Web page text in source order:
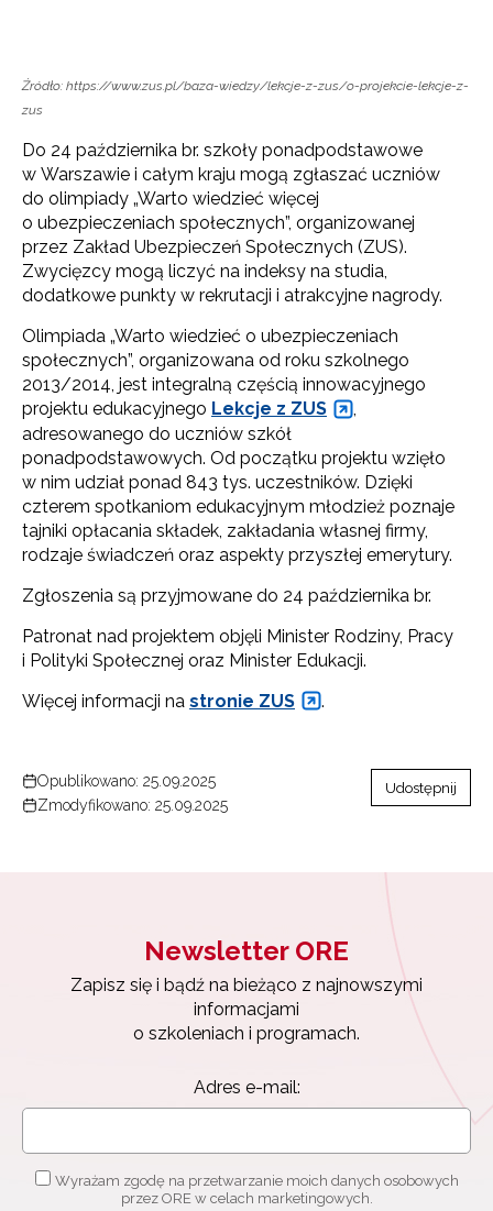
Źródło: https://www.zus.pl/baza-wiedzy/lekcje-z-zus/o-projekcie-lekcje-z-
zus
Do 24 października br. szkoły ponadpodstawowe
w Warszawie i całym kraju mogą zgłaszać uczniów
do olimpiady „Warto wiedzieć więcej
o ubezpieczeniach społecznych”, organizowanej
przez Zakład Ubezpieczeń Społecznych (ZUS).
Zwycięzcy mogą liczyć na indeksy na studia,
dodatkowe punkty w rekrutacji i atrakcyjne nagrody.
Olimpiada „Warto wiedzieć o ubezpieczeniach
społecznych”, organizowana od roku szkolnego
2013/2014, jest integralną częścią innowacyjnego
projektu edukacyjnego Lekcje z ZUS
adresowanego do uczniów szkół
ponadpodstawowych. Od początku projektu wzięło
w nim udział ponad 843 tys. uczestników. Dzięki
czterem spotkaniom edukacyjnym młodzież poznaje
tajniki opłacania składek, zakładania własnej firmy,
rodzaje świadczeń oraz aspekty przyszłej emerytury.
Zgłoszenia są przyjmowane do 24 października br.
Patronat nad projektem objęli Minister Rodziny, Pracy
i Polityki Społecznej oraz Minister Edukacji.
Więcej informacji na stronie ZUS .
Opublikowano: 25.09.2025
Zmodyfikowano: 25.09.2025
Udostępnij
Newsletter ORE
Zapisz się i bądź na bieżąco z najnowszymi
informacjami
o szkoleniach i programach.
Adres e-mail:
Wyrażam zgodę na przetwarzanie moich danych osobowych
przez ORE w celach marketingowych.